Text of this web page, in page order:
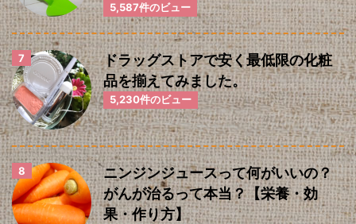
5,587件のビュー
ドラッグストアで安く最低限の化粧
品を揃えてみました。
5,230件のビュー
ニンジンジュースって何がいいの？
がんが治るって本当？【栄養・効
果・作り方】